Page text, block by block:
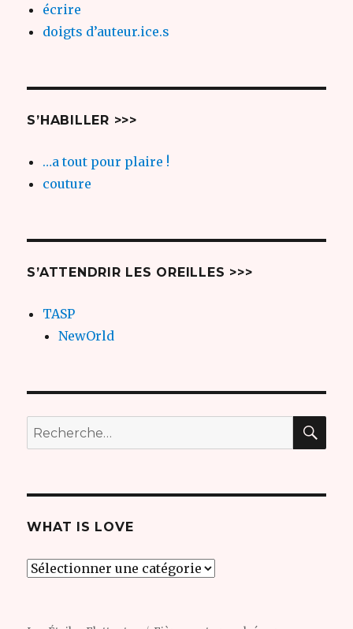
écrire
doigts d’auteur.ice.s
S’HABILLER >>>
…a tout pour plaire !
couture
S’ATTENDRIR LES OREILLES >>>
TASP
NewOrld
Recherche
pour
WHAT IS LOVE
what